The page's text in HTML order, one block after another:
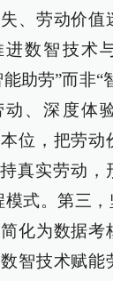
、劳动价值
进数智技术
助劳”而非“
动、深度体
位，把劳动
真实劳动，
模式。第三
化为数据考
智技术赋能